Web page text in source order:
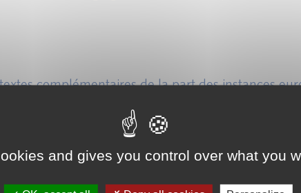
complémentaires de la part des instances
de leurs dispositifs de mise en conformité.
d’obligations réglementaires différenciées
des SIA
and gives you control over what you